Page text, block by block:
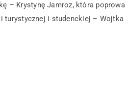
– Krystynę Jamroz, która
turystycznej i studenckiej – Wojtka